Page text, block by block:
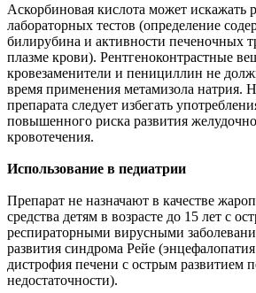
Аскорбиновая кислота может искажать
лабораторных тестов (определение
билирубина и активности печеночных
плазме крови). Рентгеноконтрастные
кровезаменители и пенициллин не
время применения метамизола натрия.
препарата следует избегать
повышенного риска развития
кровотечения.
Использование в педиатрии
Препарат не назначают в качестве
средства детям в возрасте до 15 лет с
респираторными вирусными
развития синдрома Рейе
дистрофия печени с острым развитием
недостаточности).